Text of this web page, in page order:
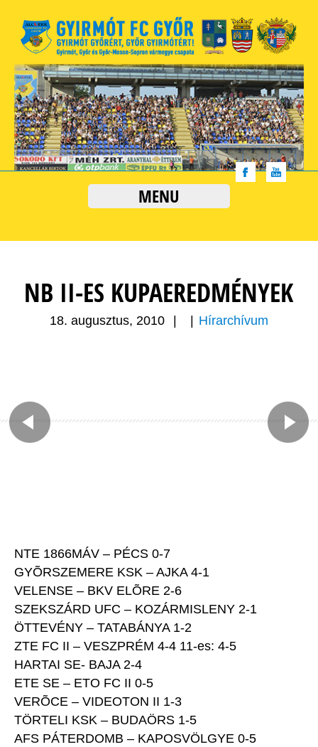
MENU
NB II-ES KUPAEREDMÉNYEK
18. augusztus, 2010 Hírarchívum
NTE 1866MÁV – PÉCS 0-7
GYÕRSZEMERE KSK – AJKA 4-1
VELENSE – BKV ELÕRE 2-6
SZEKSZÁRD UFC – KOZÁRMISLENY 2-1
ÖTTEVÉNY – TATABÁNYA 1-2
ZTE FC II – VESZPRÉM 4-4 11-es: 4-5
HARTAI SE- BAJA 2-4
ETE SE – ETO FC II 0-5
VERÕCE – VIDEOTON II 1-3
TÖRTELI KSK – BUDAÖRS 1-5
AFS PÁTERDOMB – KAPOSVÖLGYE 0-5